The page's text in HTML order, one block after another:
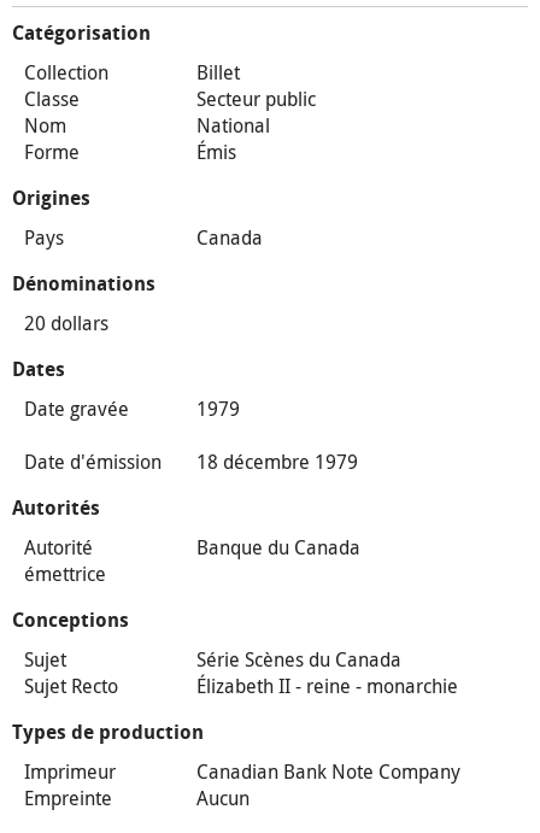
Catégorisation
Collection
Billet
Classe
Secteur public
Nom
National
Forme
Émis
Origines
Pays Canada
Dénominations
20 dollars
Dates
Date gravée
1979
Date d'émission
18 décembre 1979
Autorités
Autorité
émettrice
Banque du Canada
Conceptions
Sujet
Série Scènes du Canada
Sujet Recto
Élizabeth II - reine - monarchie
Types de production
Imprimeur
Canadian Bank Note Company
Empreinte
Aucun